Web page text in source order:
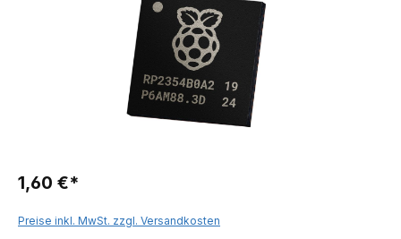
1,60 €*
Preise inkl. MwSt. zzgl. Versandkosten